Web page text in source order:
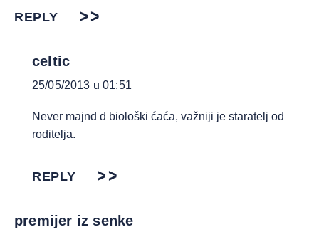
REPLY
celtic
25/05/2013 u 01:51
Never majnd d biološki ćaća, važniji je staratelj od
roditelja.
REPLY
premijer iz senke